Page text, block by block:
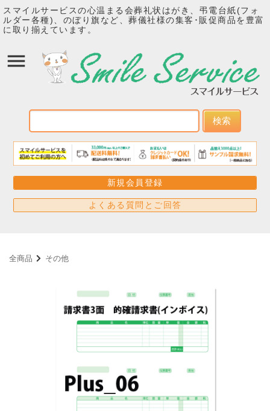
スマイルサービスの心温まる会葬礼状はがき、弔電台紙(フォ
ルダー各種)、のぼり旗など、葬儀社様の集客･販促商品を豊富
に取り揃えています。
検索
新規会員登録
よくある質問とご回答
全商品 その他